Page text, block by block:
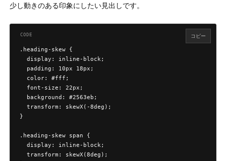
少し動きのある印象にしたい見出しです。
.heading-skew {
  display: inline-block;
  padding: 10px 18px;
  color: #fff;
  font-size: 22px;
  background: #2563eb;
  transform: skewX(-8deg);
}
.heading-skew span {
  display: inline-block;
  transform: skewX(8deg);
コピー